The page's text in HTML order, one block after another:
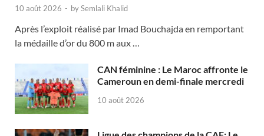
10 août 2026 - bySemlali Khalid
Après l’exploit réalisé par Imad Bouchajda en remportant
la médaille d’or du 800 m aux …
CAN féminine : Le Maroc affronte le
Cameroun en demi-finale mercredi
10 août 2026